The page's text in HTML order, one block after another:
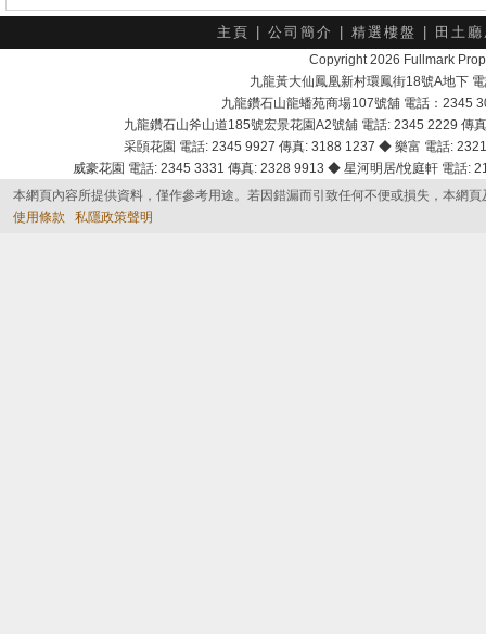
主頁 公司簡介 精選樓盤 田土
Copyright 2026 Fullmark
九龍黃大仙鳳凰新村環鳳街18號A地下
九龍鑽石山龍蟠苑商場107號舖 電話：2345
九龍鑽石山斧山道185號宏景花園A2號舖 電話: 2345 2229
采頣花園 電話: 2345 9927 傳真: 3188 1237 ◆ 樂富 電話:
威豪花園 電話: 2345 3331 傳真: 2328 9913 ◆ 星河明居/悅庭軒 電話
本網頁內容所提供資料，僅作參考用途。若因錯漏而引致任何不便或損失，本網
使用條款
私隱政策聲明